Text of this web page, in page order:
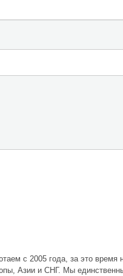
с 2005 года, за это время
Азии и СНГ. Мы